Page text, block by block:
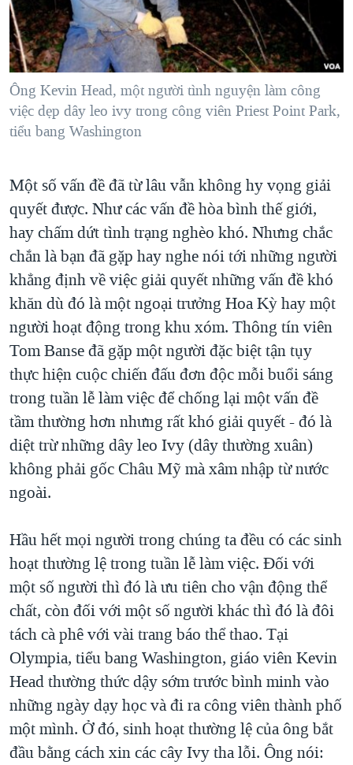
"Tìm"NGƯỜI VIỆT HẢI NGOẠI
ĐỜI SỐNG
KINH TẾ
KHOA HỌC
SỨC KHOẺ
THỂ THAO
GIÁO DỤC
HÀNH TRÌNH BẦU CỬ 2024
MỘT NĂM CHIẾN TRANH TẠI DẢI GAZA
GIẢI MÃ VÀNH ĐAI & CON ĐƯỜNG
NGÀY TỊ NẠN THẾ GIỚI
CHI PHÍ CHIẾN TRANH AFGHANISTAN
CÁC GIÁ TRỊ CỘNG HÒA Ở VIỆT NAM
THƯỢNG ĐỈNH TRUMP-KIM TẠI VIỆT NAM
TRỊNH VĨNH BÌNH VS. CHÍNH PHỦ VIỆT NAM
NGƯ DÂN VIỆT VÀ LÀN SÓNG TRỘM HẢI SÂM
BÊN KIA QUỐC LỘ: TIẾNG VỌNG TỪ NÔNG THÔN MỸ
QUAN HỆ VIỆT MỸ
VIDEO
NGHE
MẠNG XÃ HỘI
Ông Kevin Head, một người tình nguyện làm công
việc dẹp dây leo ivy trong công viên Priest Point Park,
tiểu bang Washington
Một số vấn đề đã từ lâu vẫn không hy vọng giải
quyết được. Như các vấn đề hòa bình thế giới,
hay chấm dứt tình trạng nghèo khó. Nhưng chắc
chắn là bạn đã gặp hay nghe nói tới những người
khẳng định về việc giải quyết những vấn đề khó
khăn dù đó là một ngoại trưởng Hoa Kỳ hay một
người hoạt động trong khu xóm. Thông tín viên
Tom Banse đã gặp một người đặc biệt tận tụy
thực hiện cuộc chiến đấu đơn độc mỗi buổi sáng
trong tuần lễ làm việc để chống lại một vấn đề
tầm thường hơn nhưng rất khó giải quyết - đó là
diệt trừ những dây leo Ivy (dây thường xuân)
không phải gốc Châu Mỹ mà xâm nhập từ nước
ngoài.
Hầu hết mọi người trong chúng ta đều có các sinh
hoạt thường lệ trong tuần lễ làm việc. Đối với
một số người thì đó là ưu tiên cho vận động thể
chất, còn đối với một số người khác thì đó là đôi
tách cà phê với vài trang báo thể thao. Tại
Olympia, tiểu bang Washington, giáo viên Kevin
Head thường thức dậy sớm trước bình minh vào
những ngày dạy học và đi ra công viên thành phố
một mình. Ở đó, sinh hoạt thường lệ của ông bắt
đầu bằng cách xin các cây Ivy tha lỗi. Ông nói: